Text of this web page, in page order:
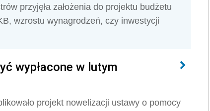
przyjęła założenia do projektu budżetu
wzrostu wynagrodzeń, czy inwestycji
wypłacone w lutym
projekt nowelizacji ustawy o pomocy